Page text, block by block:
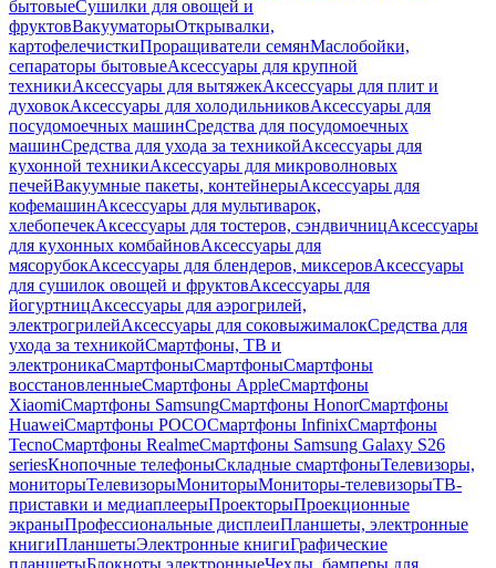
бытовыеСушилки для овощей и
фруктовВакууматорыОткрывалки,
картофелечисткиПроращиватели семянМаслобойки,
сепараторы бытовыеАксессуары для крупной
техникиАксессуары для вытяжекАксессуары для плит и
духовокАксессуары для холодильниковАксессуары для
посудомоечных машинСредства для посудомоечных
машинСредства для ухода за техникойАксессуары для
кухонной техникиАксессуары для микроволновых
печейВакуумные пакеты, контейнерыАксессуары для
кофемашинАксессуары для мультиварок,
хлебопечекАксессуары для тостеров, сэндвичницАксессуары
для кухонных комбайновАксессуары для
мясорубокАксессуары для блендеров, миксеровАксессуары
для сушилок овощей и фруктовАксессуары для
йогуртницАксессуары для аэрогрилей,
электрогрилейАксессуары для соковыжималокСредства для
ухода за техникойСмартфоны, ТВ и
электроникаСмартфоныСмартфоныСмартфоны
восстановленныеСмартфоны AppleСмартфоны
XiaomiСмартфоны SamsungСмартфоны HonorСмартфоны
HuaweiСмартфоны POCOСмартфоны InfinixСмартфоны
TecnoСмартфоны RealmeСмартфоны Samsung Galaxy S26
seriesКнопочные телефоныСкладные смартфоныТелевизоры,
мониторыТелевизорыМониторыМониторы-телевизорыТВ-
приставки и медиаплеерыПроекторыПроекционные
экраныПрофессиональные дисплеиПланшеты, электронные
книгиПланшетыЭлектронные книгиГрафические
планшетыБлокноты электронныеЧехлы, бамперы для